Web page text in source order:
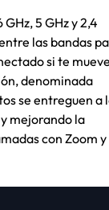
5 GHz y 2,4
las bandas
si te
denominada
se entreguen a
mejorando la
con Zoom y